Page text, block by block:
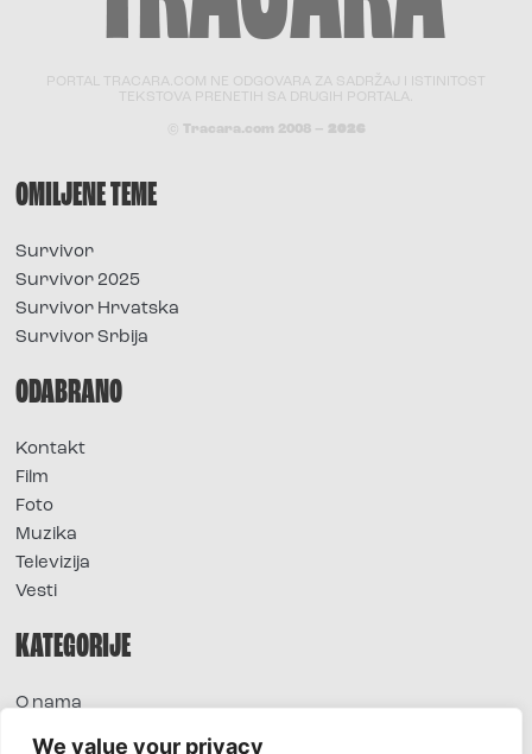
We value your privacy
PORTAL TRACARA.COM NE ODGOVARA ZA SADRŽAJ I ISTINITOST
TEKSTOVA PRENETIH SA DRUGIH PORTALA.
© Tracara.com 2008 – 2026
OMILJENE TEME
Survivor
Survivor 2025
Survivor Hrvatska
Survivor Srbija
ODABRANO
Kontakt
Film
Foto
Muzika
Televizija
Vesti
KATEGORIJE
O nama